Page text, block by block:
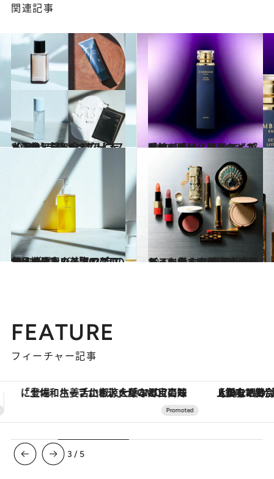
関連記事
2021.12.14
【画像】CREAベストコスメ 2021ランキング 【スキンケア篇】全27アイテム
ビューティ＆ヘルス 2022.2.3
感触が悪い化粧品などもう無い時代に それでも感動する感触。独断のベスト3
ビューティ＆ヘルス
2021.12.12
使い続けたいスキンケア名品を発表！美容のプロ15人が選んだ 「2021年のマイベストコスメ」
ビューティ＆ヘルス 2022.1.2
モノに対する価値観が変わった今 コスメの未来はどこへ行く？ 残るもの消えるものを齋藤 薫が追求
ビューティ＆ヘルス
FEATURE
フィーチャー記事
【銀座で出合う最旬美容】美髪ケアや上質な眠り…セルフケアのアップデートから、特別な名入れギフトまで。大人のための「ReFa GINZA」クルーズ ヴァシュロン・コンスタンタ
3 / 5